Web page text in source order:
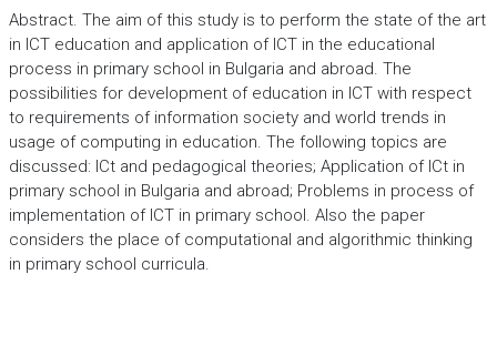
Abstract. The aim of this study is to perform the state of the art
in ICT education and application of ICT in the educational
process in primary school in Bulgaria and abroad. The
possibilities for development of education in ICT with respect
to requirements of information society and world trends in
usage of computing in education. The following topics are
discussed: ICt and pedagogical theories; Application of ICt in
primary school in Bulgaria and abroad; Problems in process of
implementation of ICT in primary school. Also the paper
considers the place of computational and algorithmic thinking
in primary school curricula.